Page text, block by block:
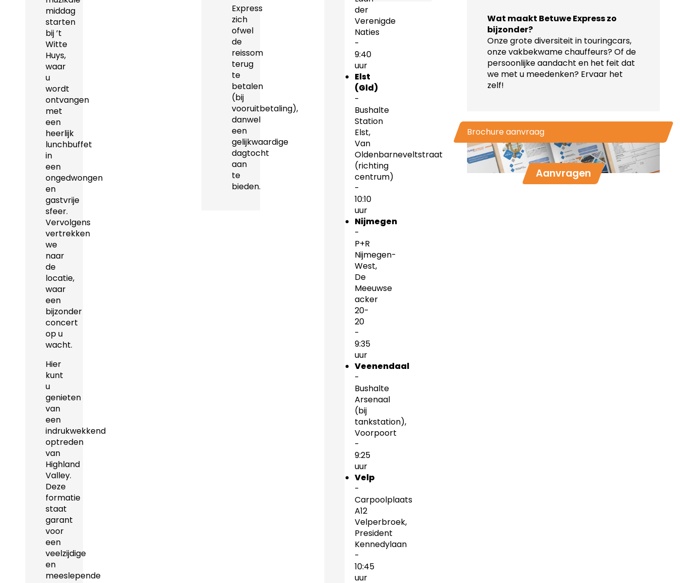
middag
starten
bij ’t
Witte
Huys,
waar
u
wordt
ontvangen
met
een
heerlijk
lunchbuffet
in
een
ongedwongen
en
gastvrije
sfeer.
Vervolgens
vertrekken
we
naar
de
locatie,
waar
een
bijzonder
concert
op u
wacht.
Hier
kunt
u
genieten
van
een
indrukwekkend
optreden
van
Highland
Valley.
Deze
formatie
staat
garant
voor
een
veelzijdige
en
meeslepende
Express
zich
ofwel
de
reissom
terug
te
betalen
(bij
vooruitbetaling),
danwel
een
gelijkwaardige
dagtocht
aan
te
bieden.
der
Verenigde
Naties
-
9:40
uur
Elst
(Gld)
-
Bushalte
Station
Elst,
Van
Oldenbarneveltstraat
(richting
centrum)
-
10:10
uur
Nijmegen
-
P+R
Nijmegen-
West,
De
Meeuwse
acker
20-
20
-
9:35
uur
Veenendaal
-
Bushalte
Arsenaal
(bij
tankstation),
Voorpoort
-
9:25
uur
Velp
-
Carpoolplaats
A12
Velperbroek,
President
Kennedylaan
-
10:45
uur
Wat maakt Betuwe Express zo
bijzonder?
Onze grote diversiteit in touringcars,
onze vakbekwame chauffeurs? Of de
persoonlijke aandacht en het feit dat
we met u meedenken? Ervaar het
zelf!
Brochure aanvraag
Aanvragen